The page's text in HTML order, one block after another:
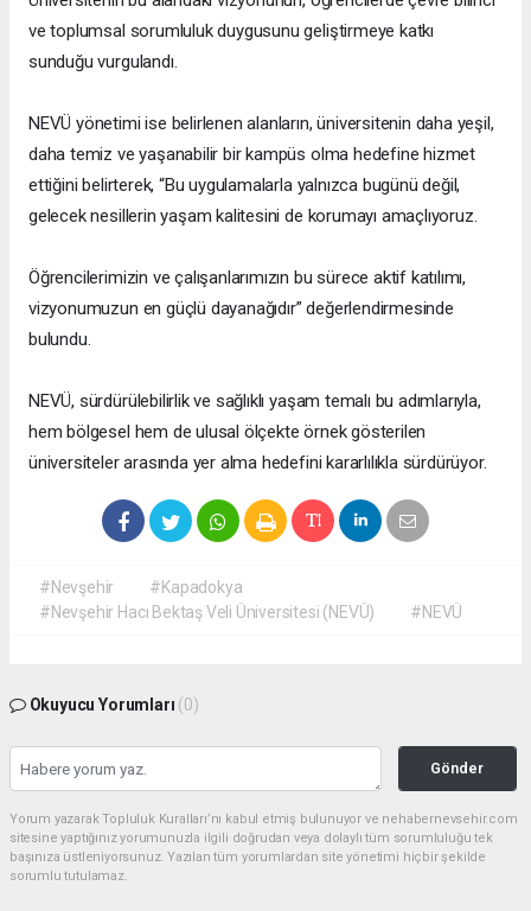
ve toplumsal sorumluluk duygusunu geliştirmeye katkı
sunduğu vurgulandı.
NEVÜ yönetimi ise belirlenen alanların, üniversitenin daha yeşil,
daha temiz ve yaşanabilir bir kampüs olma hedefine hizmet
ettiğini belirterek, “Bu uygulamalarla yalnızca bugünü değil,
gelecek nesillerin yaşam kalitesini de korumayı amaçlıyoruz.
Öğrencilerimizin ve çalışanlarımızın bu sürece aktif katılımı,
vizyonumuzun en güçlü dayanağıdır” değerlendirmesinde
bulundu.
NEVÜ, sürdürülebilirlik ve sağlıklı yaşam temalı bu adımlarıyla,
hem bölgesel hem de ulusal ölçekte örnek gösterilen
üniversiteler arasında yer alma hedefini kararlılıkla sürdürüyor.
#Nevşehir
#Kapadokya
#Nevşehir Hacı Bektaş Veli Üniversitesi (NEVÜ)
#NEVÜ
Okuyucu Yorumları (0)
Gönder
Yorum yazarak Topluluk Kuralları’nı kabul etmiş bulunuyor ve nehabernevsehir.com
sitesine yaptığınız yorumunuzla ilgili doğrudan veya dolaylı tüm sorumluluğu tek
başınıza üstleniyorsunuz. Yazılan tüm yorumlardan site yönetimi hiçbir şekilde
sorumlu tutulamaz.